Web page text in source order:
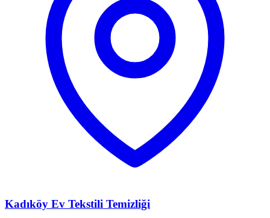
Kadıköy Ev Tekstili Temizliği